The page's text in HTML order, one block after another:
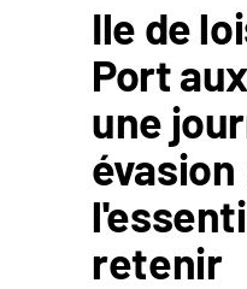
Ile de
Port
une
évasion
retenir